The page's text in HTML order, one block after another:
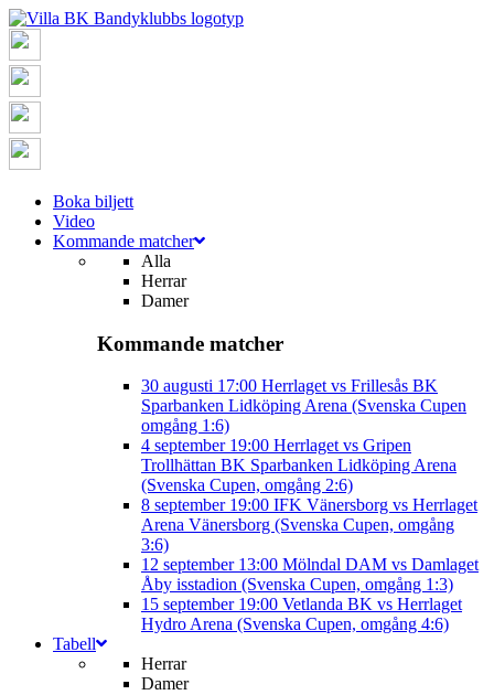
Boka biljett
Video
Kommande matcher
Alla
Herrar
Damer
Kommande matcher
30 augusti 17:00 Herrlaget vs Frillesås BK
Sparbanken Lidköping Arena (Svenska Cupen
omgång 1:6)
4 september 19:00 Herrlaget vs Gripen
Trollhättan BK Sparbanken Lidköping Arena
(Svenska Cupen, omgång 2:6)
8 september 19:00 IFK Vänersborg vs Herrlaget
Arena Vänersborg (Svenska Cupen, omgång
3:6)
12 september 13:00 Mölndal DAM vs Damlaget
Åby isstadion (Svenska Cupen, omgång 1:3)
15 september 19:00 Vetlanda BK vs Herrlaget
Hydro Arena (Svenska Cupen, omgång 4:6)
Tabell
Herrar
Damer